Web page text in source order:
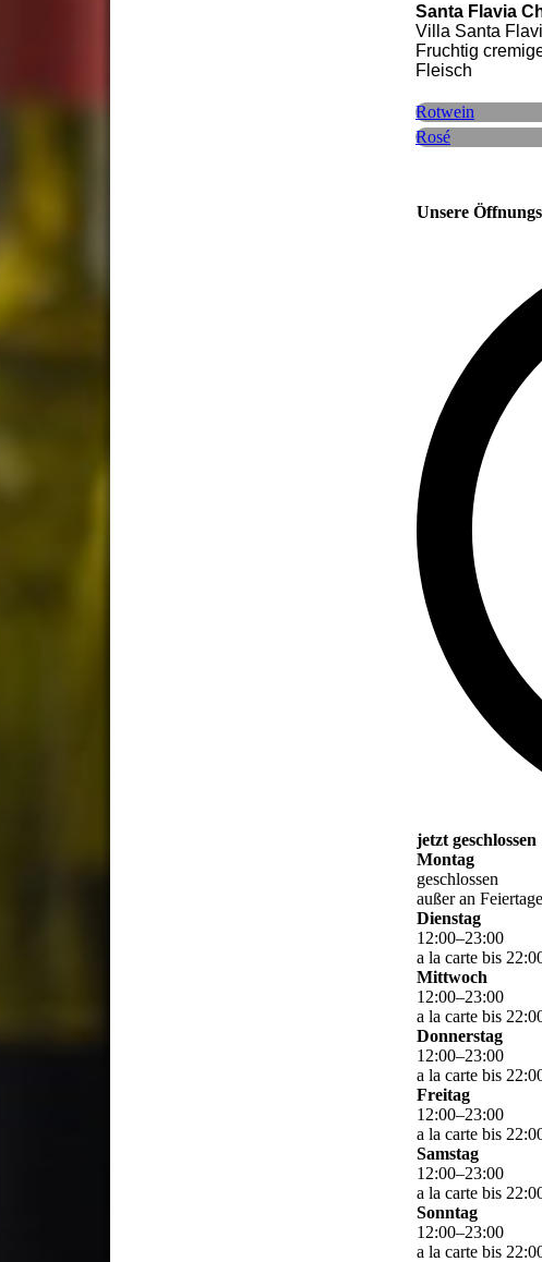
Santa Flavia
Villa Santa
Fruchtig
Fleisch
Rotwein
Rosé
Unsere
jetzt geschlossen
Montag
geschlossen
außer an
Dienstag
12:00–23:00
a la carte bis
Mittwoch
12:00–23:00
a la carte bis
Donnerstag
12:00–23:00
a la carte bis
Freitag
12:00–23:00
a la carte bis
Samstag
12:00–23:00
a la carte bis
Sonntag
12:00–23:00
a la carte bis